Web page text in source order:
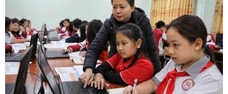
Đại diện Đại sứ quán Việt Nam trao quà cho đồng bào người
Chăm Việt Nam tại Perak, Malaysia. (Ảnh: Hà Ngọc/Vietnam+)
Ngày 17/9, Đại sứ quán Việt Nam tại Malaysia
đã đến thăm và trao hơn 100 phần quà cho các
hộ gia đình người Chăm Việt Nam ở Teluk Intan